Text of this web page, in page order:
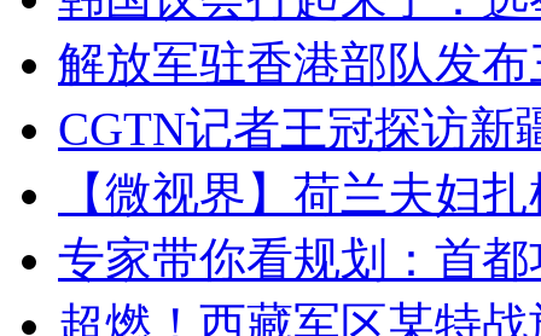
解放军驻香港部队发
CGTN记者王冠探访新
【微视界】荷兰夫妇
专家带你看规划：首
超燃！西藏军区某特